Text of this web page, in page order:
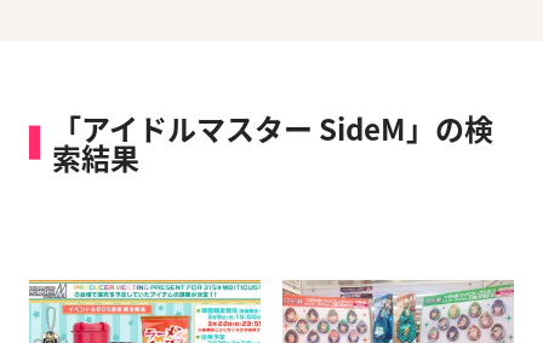
「アイドルマスター SideM」の検
索結果